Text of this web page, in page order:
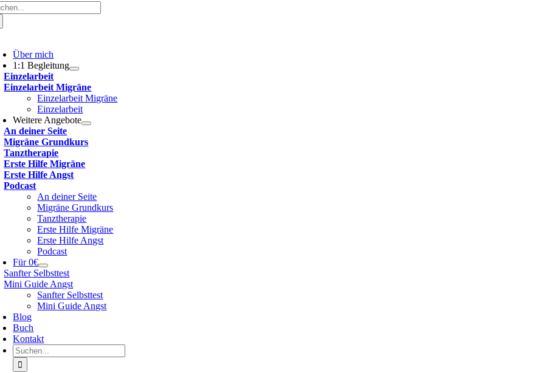
Über mich
1:1 Begleitung
Einzelarbeit
Einzelarbeit Migräne
Einzelarbeit Migräne
Einzelarbeit
Weitere Angebote
An deiner Seite
Migräne Grundkurs
Tanztherapie
Erste Hilfe Migräne
Erste Hilfe Angst
Podcast
An deiner Seite
Migräne Grundkurs
Tanztherapie
Erste Hilfe Migräne
Erste Hilfe Angst
Podcast
Für 0€
Sanfter Selbsttest
Mini Guide Angst
Sanfter Selbsttest
Mini Guide Angst
Blog
Buch
Kontakt
Suche
nach: